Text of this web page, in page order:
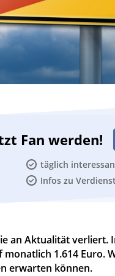
Fan werden!
täglich
Infos zu
an Aktualität
1.614 Euro.
erwarten können.